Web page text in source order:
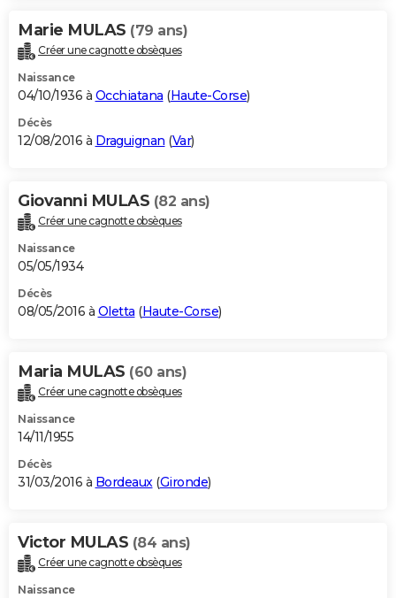
Marie MULAS (79 ans)
Créer une cagnotte obsèques
Naissance
04/10/1936 à Occhiatana (Haute-Corse)
Décès
12/08/2016 à Draguignan (Var)
Giovanni MULAS (82 ans)
Créer une cagnotte obsèques
Naissance
05/05/1934
Décès
08/05/2016 à Oletta (Haute-Corse)
Maria MULAS (60 ans)
Créer une cagnotte obsèques
Naissance
14/11/1955
Décès
31/03/2016 à Bordeaux(Gironde)
Victor MULAS (84 ans)
Créer une cagnotte obsèques
Naissance